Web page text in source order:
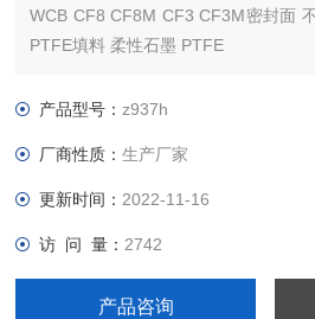
WCB CF8 CF8M CF3 CF3M密封面
PTFE填料 柔性石墨 PTFE
产品型号： z937h
厂商性质：生产厂家
更新时间： 2022-11-16
访 问 量： 2742
产品咨询